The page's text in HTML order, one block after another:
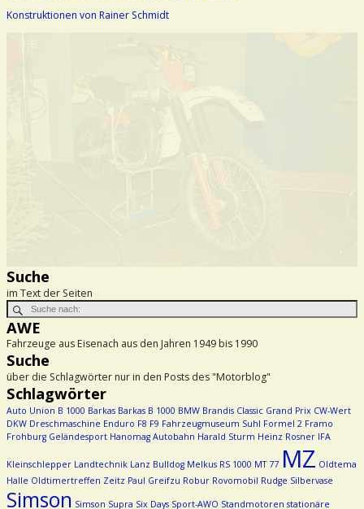
Konstruktionen von Rainer Schmidt
Suche
im Text der Seiten
AWE
Fahrzeuge aus Eisenach aus den Jahren 1949 bis 1990
Suche
über die Schlagwörter nur in den Posts des "Motorblog"
Schlagwörter
Auto Union B 1000 Barkas Barkas B 1000 BMW Brandis Classic Grand Prix CW-Wert
DKW Dreschmaschine Enduro F8 F9 Fahrzeugmuseum Suhl Formel 2 Framo
Frohburg Geländesport Hanomag Autobahn Harald Sturm Heinz Rosner IFA
Kleinschlepper Landtechnik Lanz Bulldog Melkus RS 1000 MT 77 MZ Oldtema
Halle Oldtimertreffen Zeitz Paul Greifzu Robur Rovomobil Rudge Silbervase
Simson Simson Supra Six Days Sport-AWO Standmotoren stationäre